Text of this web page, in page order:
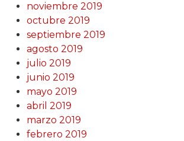
noviembre 2019
octubre 2019
septiembre 2019
agosto 2019
julio 2019
junio 2019
mayo 2019
abril 2019
marzo 2019
febrero 2019